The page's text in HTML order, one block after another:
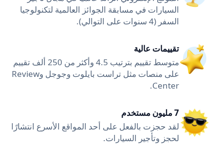
السيارات في مسابقة الجوائز العالمية لتكنولوجيا
السفر (4 سنوات على التوالي).
تقييمات عالية
متوسط تقييم بترتيب 4.5 وأكثر من 250 ألف تقييم
على منصات مثل تراست بايلوت وجوجل وReview
Center.
7 مليون مستخدم
لقد حجزت بالفعل على أحد المواقع الأسرع انتشارًا
لحجز وتأجير السيارات.